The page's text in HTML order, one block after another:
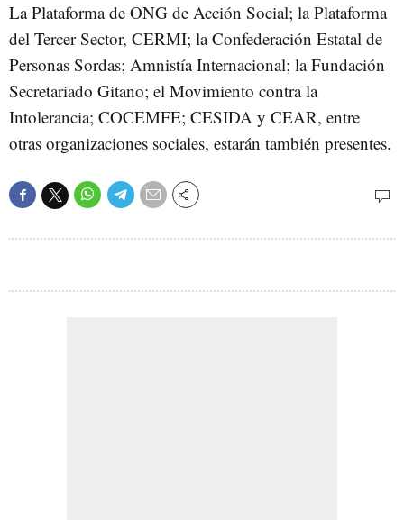
La Plataforma de ONG de Acción Social; la Plataforma
del Tercer Sector, CERMI; la Confederación Estatal de
Personas Sordas; Amnistía Internacional; la Fundación
Secretariado Gitano; el Movimiento contra la
Intolerancia; COCEMFE; CESIDA y CEAR, entre
otras organizaciones sociales, estarán también presentes.